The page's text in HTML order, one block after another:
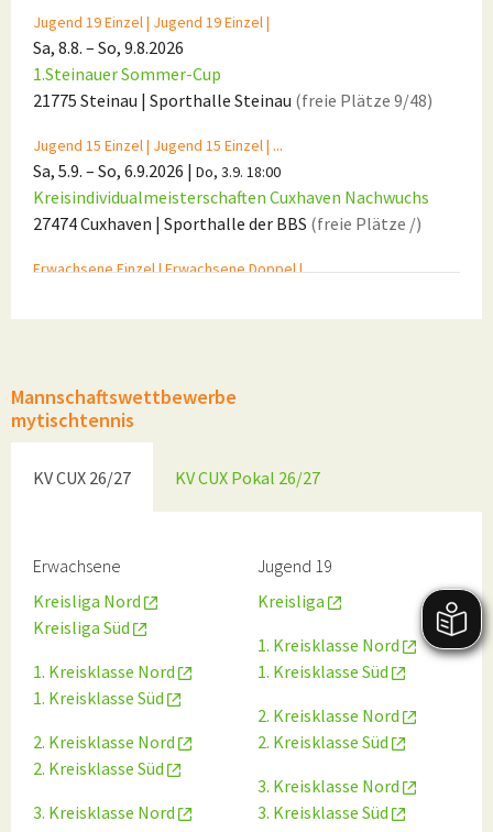
Jugend 19 Einzel | Jugend 19 Einzel |
Sa, 8.8. – So, 9.8.2026
1.Steinauer Sommer-Cup
21775 Steinau | Sporthalle Steinau (freie Plätze 9/48)
Jugend 15 Einzel | Jugend 15 Einzel | ...
Sa, 5.9. – So, 6.9.2026 | Do, 3.9. 18:00
Kreisindividualmeisterschaften Cuxhaven Nachwuchs
27474 Cuxhaven | Sporthalle der BBS (freie Plätze /)
Erwachsene Einzel |Erwachsene Doppel |...
Kreisindividualmeisterschaften Cuxhaven Damen /
(freie Plätze /)
Mannschaftswettbewerbe
mytischtennis
KV CUX 26/27 KV CUX Pokal 26/27
Erwachsene
Kreisliga Nord
Kreisliga Süd
1. Kreisklasse Nord
1. Kreisklasse Süd
2. Kreisklasse Nord
2. Kreisklasse Süd
3. Kreisklasse Nord
Jugend 19
Kreisliga
1. Kreisklasse Nord
1. Kreisklasse Süd
2. Kreisklasse Nord
2. Kreisklasse Süd
3. Kreisklasse Nord
3. Kreisklasse Süd